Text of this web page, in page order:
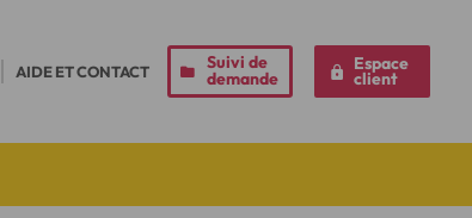
AIDE ET CONTACT Suivi de
demande
Espace
client